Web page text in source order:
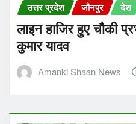
उत्तर प्रदेश जौनपुर देश
लाइन हाजिर हुए चौकी
कुमार यादव
Amanki Shaan News